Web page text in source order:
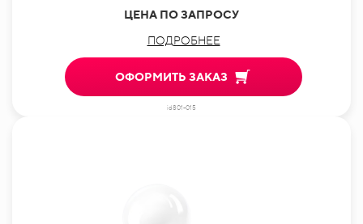
ЦЕНА ПО ЗАПРОСУ
ПОДРОБНЕЕ
ОФОРМИТЬ ЗАКАЗ
id801-015